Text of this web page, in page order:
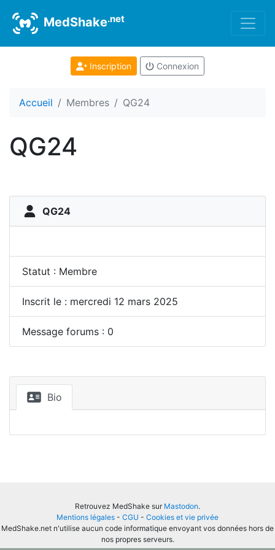
MedShake.net
Inscription Connexion
Accueil Membres QG24
QG24
QG24
Statut : Membre
Inscrit le : mercredi 12 mars 2025
Message forums : 0
Bio
Retrouvez MedShake sur Mastodon.
Mentions légales - CGU - Cookies et vie privée
MedShake.net n'utilise aucun code informatique envoyant vos données hors de
nos propres serveurs.